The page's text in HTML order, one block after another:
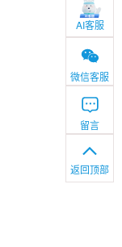
AI客服
微信客服
留言
返回顶部